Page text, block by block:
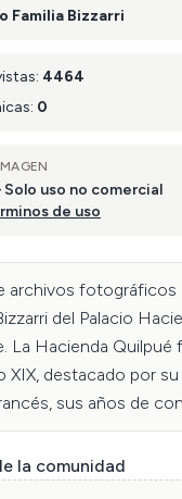
Familia Bizzarri
4464
0
uso no comercial
de uso
archivos fotográficos
del Palacio
La Hacienda Quilpué
XIX, destacado por
sus años de
años 1886 y 1914,
terremoto deja graves
en la estructura de
la comunidad